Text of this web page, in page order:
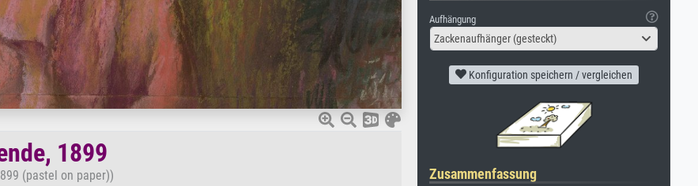
1899
(pastel on paper))
Aufhängung
Zackenaufhänger (gesteckt)
Konfiguration speichern / vergleichen
Zusammenfassung